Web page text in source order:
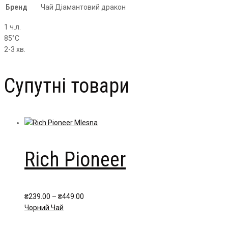
Бренд Чай Дiамантовий дракон
1 ч.л.
85°С
2-3 хв.
Супутні товари
Rich Pioneer
₴239.00 – ₴449.00
Чорний Чай